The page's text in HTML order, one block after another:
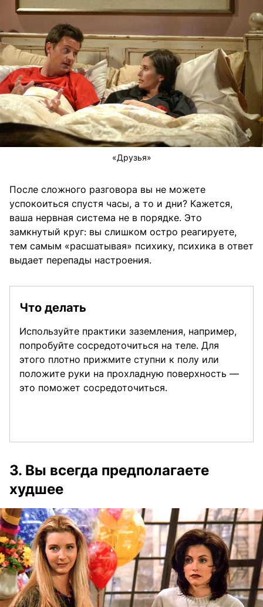
«Друзья»
После сложного разговора вы не можете
успокоиться спустя часы, а то и дни? Кажется,
ваша нервная система не в порядке. Это
замкнутый круг: вы слишком остро реагируете,
тем самым «расшатывая» психику, психика в ответ
выдает перепады настроения.
Что делать
Используйте практики заземления, например,
попробуйте сосредоточиться на теле. Для
этого плотно прижмите ступни к полу или
положите руки на прохладную поверхность —
это поможет сосредоточиться.
3. Вы всегда предполагаете
худшее